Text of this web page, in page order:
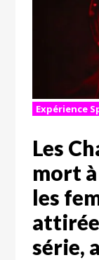
Expérience
Les
mort
les
série,